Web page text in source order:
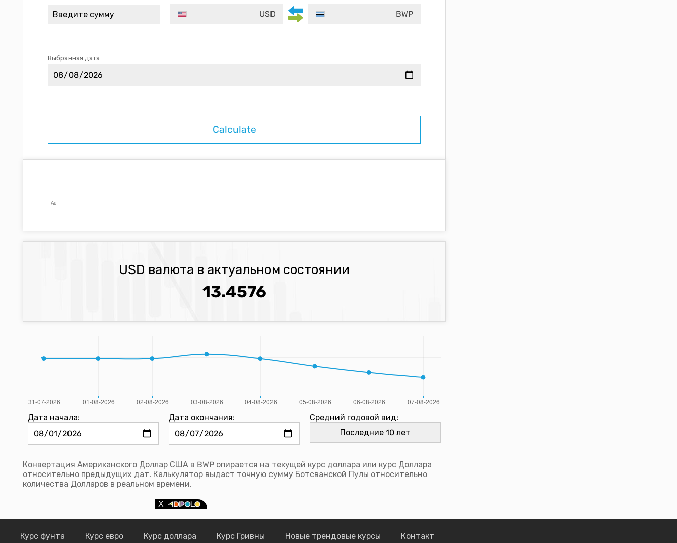
USD BWP
Выбранная дата
Ad
USD валюта в актуальном состоянии
13.4576
Дата начала: Дата окончания: Средний годовой вид:
Конвертация Американского Доллар США в BWP опирается на текущей курс доллара или курс Доллара
относительно предыдущих дат. Калькулятор выдаст точную сумму Ботсванской Пулы относительно
количества Долларов в реальном времени.
Курс фунта Курс евро Курс доллара Курс Гривны Новые трендовые курсы Контакт